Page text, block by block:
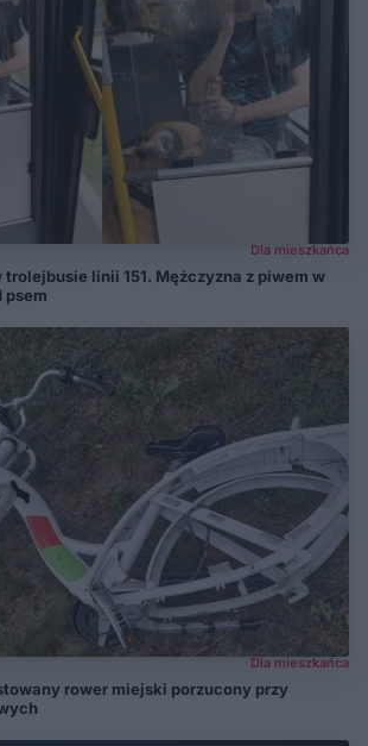
Dla mieszkańca
linii 151. Mężczyzna z piwem w
psem
Dla mieszkańca
rower miejski porzucony przy